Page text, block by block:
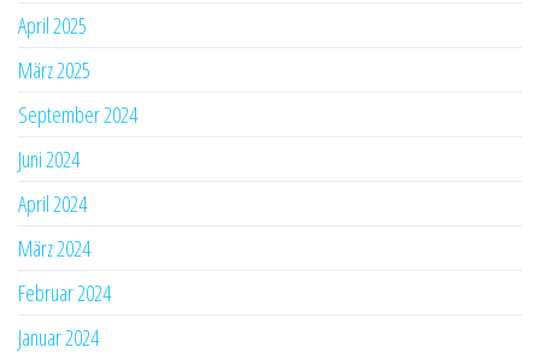
April 2025
März 2025
September 2024
Juni 2024
April 2024
März 2024
Februar 2024
Januar 2024